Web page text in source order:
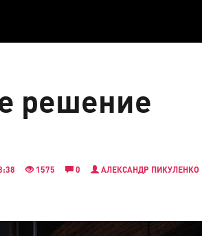
решение
1575 0 АЛЕКСАНДР ПИКУЛЕНКО